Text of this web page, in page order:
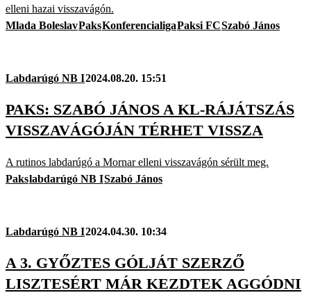
elleni hazai visszavágón.
Mlada BoleslavPaksKonferencialigaPaksi FCSzabó János
Labdarúgó NB I2024.08.20. 15:51
PAKS: SZABÓ JÁNOS A KL-RÁJÁTSZÁS
VISSZAVÁGÓJÁN TÉRHET VISSZA
A rutinos labdarúgó a Mornar elleni visszavágón sérült meg.
Pakslabdarúgó NB ISzabó János
Labdarúgó NB I2024.04.30. 10:34
A 3. GYŐZTES GÓLJÁT SZERZŐ
LISZTESÉRT MÁR KEZDTEK AGGÓDNI